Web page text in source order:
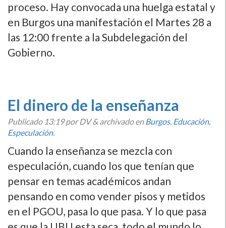
proceso. Hay convocada una huelga estatal y
en Burgos una manifestación el Martes 28 a
las 12:00 frente a la Subdelegación del
Gobierno.
El dinero de la enseñanza
Publicado 13:19por DV&archivado enBurgos, Educación,
Especulación.
Cuando la enseñanza se mezcla con
especulación, cuando los que tení­an que
pensar en temas académicos andan
pensando en como vender pisos y metidos
en el PGOU, pasa lo que pasa. Y lo que pasa